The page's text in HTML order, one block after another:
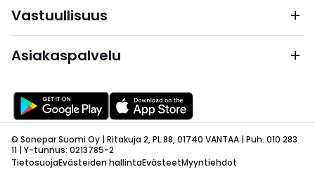
Vastuullisuus
Asiakaspalvelu
© Sonepar Suomi Oy | Ritakuja 2, PL 88, 01740 VANTAA | Puh. 010 283
11 | Y-tunnus: 0213785-2
TietosuojaEvästeiden hallintaEvästeetMyyntiehdot